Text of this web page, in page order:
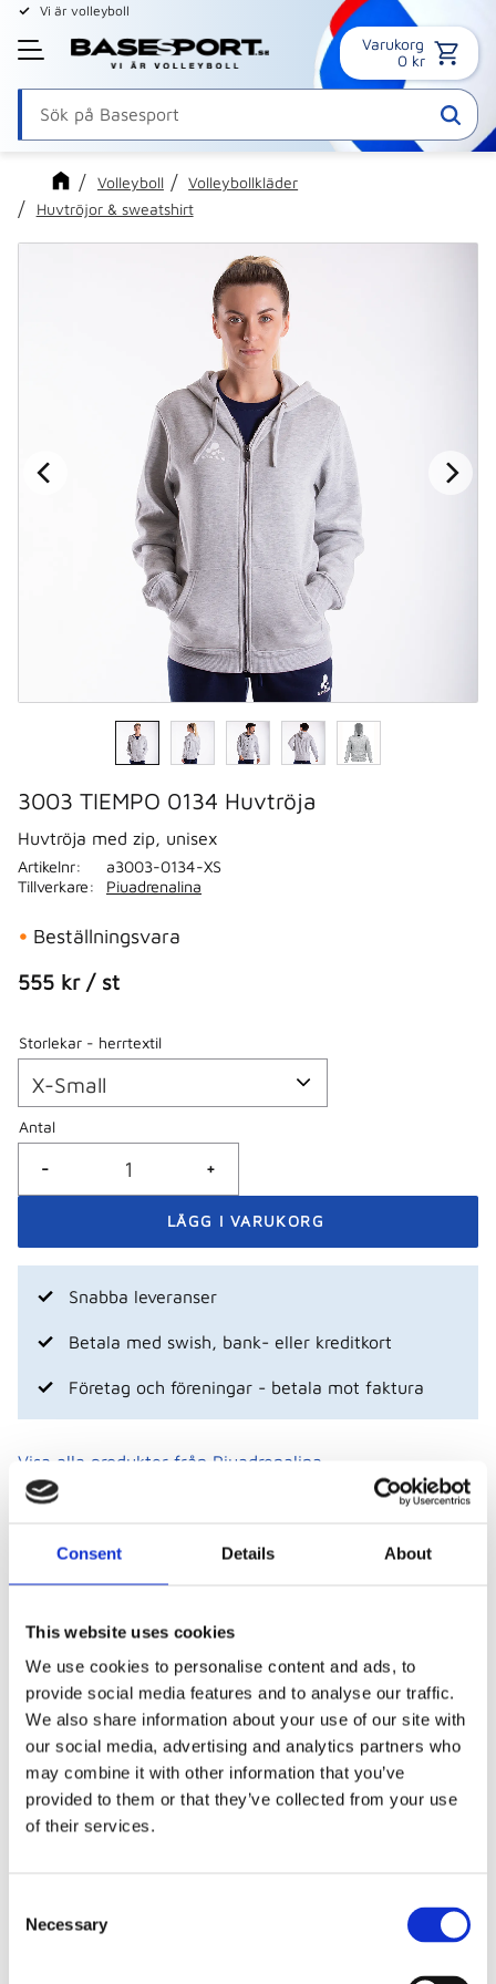
Consent Details About
This website uses cookies
We use cookies to personalise content and ads, to
provide social media features and to analyse our traffic.
We also share information about your use of our site with
our social media, advertising and analytics partners who
may combine it with other information that you’ve
provided to them or that they’ve collected from your use
of their services.
Necessary
Meny
Vi är volleyboll
Varukorg
0 kr
Volleyboll
Volleybollkläder
Huvtröjor & sweatshirt
3003 TIEMPO 0134 Huvtröja
Huvtröja med zip, unisex
555 kr / st
Storlekar - herrtextil
Antal
+
-
Beställningsvara
Artikelnr
a3003-0134-XS
Tillverkare
Piuadrenalina
Visa alla produkter från Piuadrenalina
Snabba leveranser
Betala med swish, bank- eller kreditkort
Företag och föreningar - betala mot faktura
Beskrivning
modell från +adrenalina är det lite bättre material.
En blandning av Polyester och bomull vilket gör att
den håller färg och passform riktigt bra.
Långt blixtrlås fram och två fickor. Unisexstorlek.
Bra med tryckytor till sponsorer, klubbmärke namn
etc.